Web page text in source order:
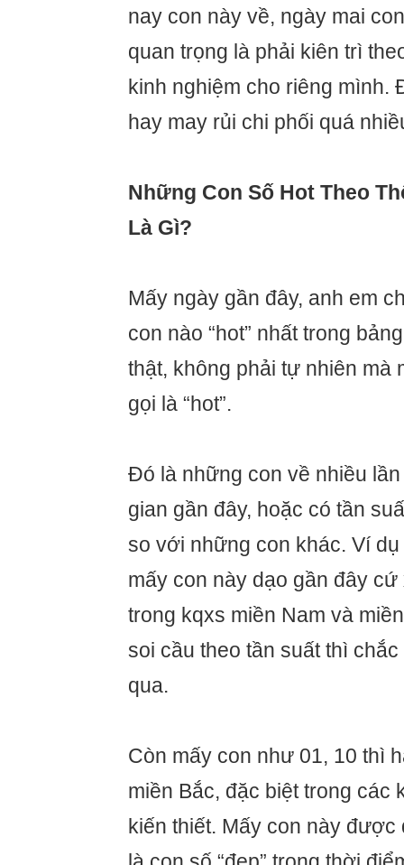
nay con này về, ngày mai
quan trọng là phải kiên trì
kinh nghiệm cho riêng mình.
hay may rủi chi phối quá
Những Con Số Hot Theo
Là Gì?
Mấy ngày gần đây, anh em
con nào “hot” nhất trong
thật, không phải tự nhiên mà
gọi là “hot”.
Đó là những con về nhiều
gian gần đây, hoặc có tần
so với những con khác. Ví
mấy con này dạo gần đây
trong kqxs miền Nam và
soi cầu theo tần suất thì
qua.
Còn mấy con như 01, 10 thì
miền Bắc, đặc biệt trong các
kiến thiết. Mấy con này